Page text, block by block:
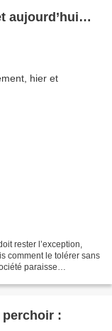
aujourd’hui…
rester l’exception,
comment le tolérer sans
paraisse
perchoir :